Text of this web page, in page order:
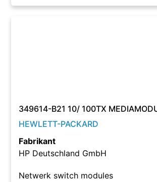
349614-B21 10/ 100TX
HEWLETT-PACKARD
Fabrikant
HP Deutschland GmbH
Netwerk switch modules